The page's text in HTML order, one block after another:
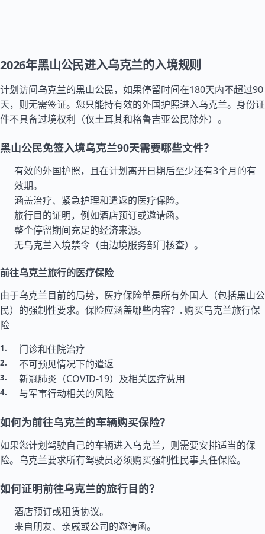
2026年黑山公民进入乌克兰的入境规则
计划访问乌克兰的黑山公民，如果停留时间在180天内不超过90
天，则无需签证。您只能持有效的外国护照进入乌克兰。身份证
件不具备过境权利（仅土耳其和格鲁吉亚公民除外）。
黑山公民免签入境乌克兰90天需要哪些文件？
有效的外国护照，且在计划离开日期后至少还有3个月的有
效期。
涵盖治疗、紧急护理和遣返的医疗保险。
旅行目的证明，例如酒店预订或邀请函。
整个停留期间充足的经济来源。
无乌克兰入境禁令（由边境服务部门核查）。
前往乌克兰旅行的医疗保险
由于乌克兰目前的局势，医疗保险单是所有外国人（包括黑山公
民）的强制性要求。保险应涵盖哪些内容？. 购买乌克兰旅行保
险
门诊和住院治疗
不可预见情况下的遣返
新冠肺炎（COVID-19）及相关医疗费用
与军事行动相关的风险
如何为前往乌克兰的车辆购买保险？
如果您计划驾驶自己的车辆进入乌克兰，则需要安排适当的保
险。乌克兰要求所有驾驶员必须购买强制性民事责任保险。
如何证明前往乌克兰的旅行目的？
酒店预订或租赁协议。
来自朋友、亲戚或公司的邀请函。